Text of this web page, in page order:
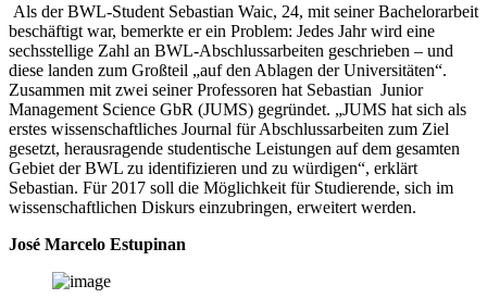
Als der BWL-Student Sebastian Waic, 24, mit seiner Bachelorarbeit
beschäftigt war, bemerkte er ein Problem: Jedes Jahr wird eine
sechsstellige Zahl an BWL-Abschlussarbeiten geschrieben – und
diese landen zum Großteil „auf den Ablagen der Universitäten“.
Zusammen mit zwei seiner Professoren hat Sebastian Junior
Management Science GbR (JUMS) gegründet. „JUMS hat sich als
erstes wissenschaftliches Journal für Abschlussarbeiten zum Ziel
gesetzt, herausragende studentische Leistungen auf dem gesamten
Gebiet der BWL zu identifizieren und zu würdigen“, erklärt
Sebastian. Für 2017 soll die Möglichkeit für Studierende, sich im
wissenschaftlichen Diskurs einzubringen, erweitert werden.
José Marcelo Estupinan